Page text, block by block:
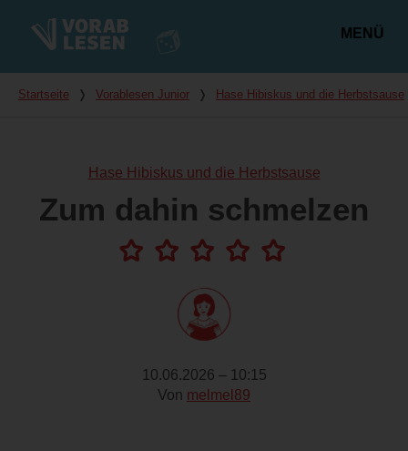
MENÜ
Du bist hier
Startseite ❭ Vorablesen Junior ❭ Hase Hibiskus und die Herbstsause
Hase Hibiskus und die Herbstsause
Zum dahin schmelzen
10.06.2026 – 10:15
Von melmel89